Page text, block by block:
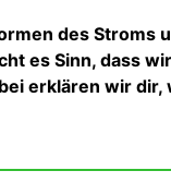
des Stroms
es Sinn, dass
erklären wir